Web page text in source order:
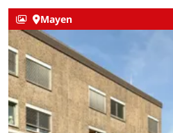
Mayen